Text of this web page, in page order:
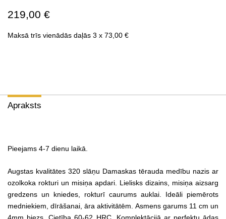
Maksā trīs vienādās daļās 3 x 73,00 €
219,00 €
Apraksts
Pieejams 4-7 dienu laikā.
Augstas kvalitātes 320 slāņu Damaskas tērauda medību nazis ar
ozolkoka rokturi un misiņa apdari. Lielisks dizains, misiņa aizsarg
gredzens un kniedes, rokturī caurums auklai. Ideāli piemērots
medniekiem, dīrāšanai, āra aktivitātēm. Asmens garums 11 cm un